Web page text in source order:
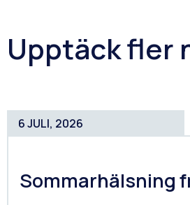
Upptäck fler
6 JULI, 2026
Sommarhälsning